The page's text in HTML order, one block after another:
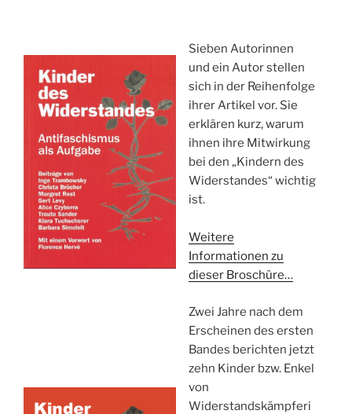
Sieben Autorinnen
und ein Autor stellen
sich in der Reihenfolge
ihrer Artikel vor. Sie
erklären kurz, warum
ihnen ihre Mitwirkung
bei den „Kindern des
Widerstandes“ wichtig
ist.
Weitere
Informationen zu
dieser Broschüre…
Zwei Jahre nach dem
Erscheinen des ersten
Bandes berichten jetzt
zehn Kinder bzw. Enkel
von
Widerstandskämpferi